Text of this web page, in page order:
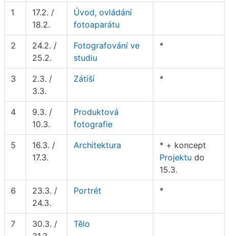
1
17.2. /
18.2.
Úvod, ovládání
fotoaparátu
2
24.2. /
25.2.
Fotografování ve
studiu
*
3
2.3. /
3.3.
Zátiší *
4
9.3. /
10.3.
Produktová
fotografie
5
16.3. /
17.3.
Architektura
* + koncept
Projektu do
15.3.
6
23.3. /
24.3.
Portrét *
7
30.3. /
Tělo